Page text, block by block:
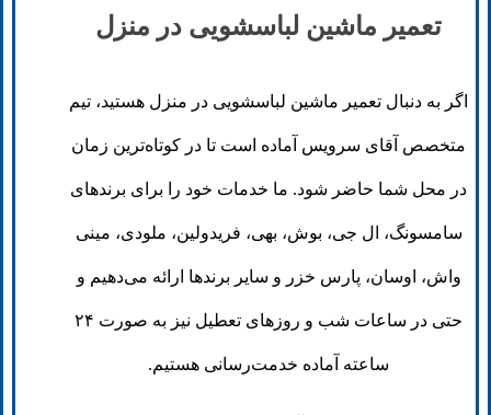
تعمیر ماشین لباسشویی در منزل
اگر به دنبال تعمیر ماشین لباسشویی در منزل هستید، تیم
متخصص آقای سرویس آماده است تا در کوتاه‌ترین زمان
در محل شما حاضر شود. ما خدمات خود را برای برندهای
سامسونگ، ال جی، بوش، بهی، فریدولین، ملودی، مینی
واش، اوسان، پارس خزر و سایر برندها ارائه می‌دهیم و
حتی در ساعات شب و روزهای تعطیل نیز به صورت ۲۴
ساعته آماده خدمت‌رسانی هستیم.